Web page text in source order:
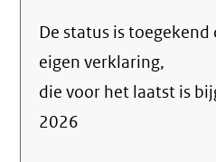
De status is toegekend
eigen verklaring,
die voor het laatst is
2026